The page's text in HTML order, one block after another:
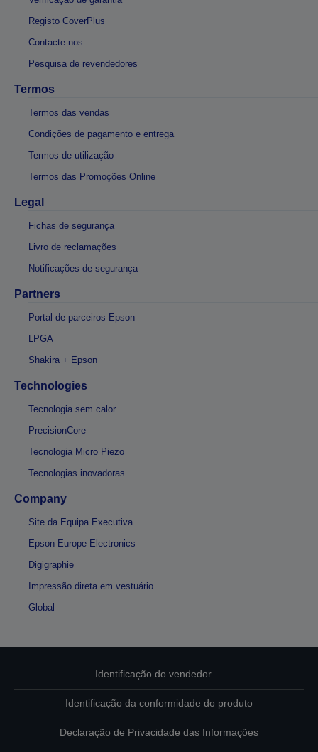
Registo CoverPlus
Contacte-nos
Pesquisa de revendedores
Termos
Termos das vendas
Condições de pagamento e entrega
Termos de utilização
Termos das Promoções Online
Legal
Fichas de segurança
Livro de reclamações
Notificações de segurança
Partners
Portal de parceiros Epson
LPGA
Shakira + Epson
Technologies
Tecnologia sem calor
PrecisionCore
Tecnologia Micro Piezo
Tecnologias inovadoras
Company
Site da Equipa Executiva
Epson Europe Electronics
Digigraphie
Impressão direta em vestuário
Global
Identificação do vendedor
Identificação da conformidade do produto
Declaração de Privacidade das Informações